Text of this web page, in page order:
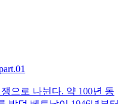
으로 나뉜다. 약 100년 동